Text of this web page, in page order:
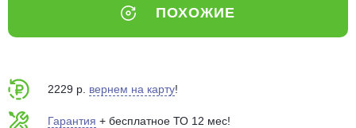
ПОХОЖИЕ
2229 р. вернем на карту!
Гарантия + бесплатное ТО 12 мес!
об оплате Плайтом
Остались вопросы?